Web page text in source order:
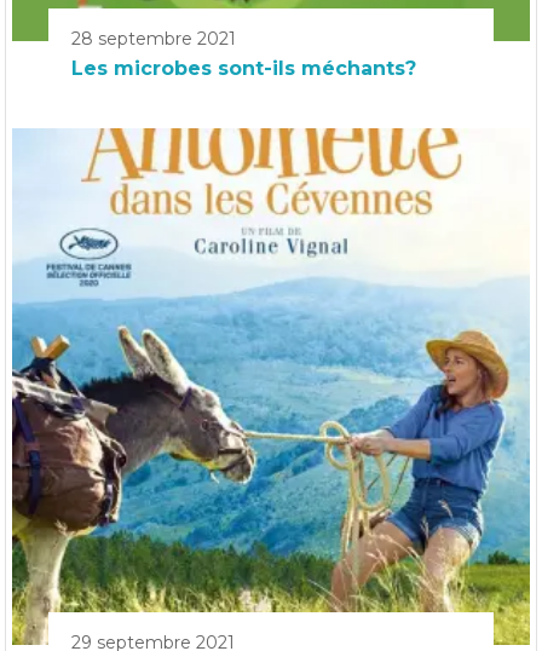
28 septembre 2021
Les microbes sont-ils méchants?
29 septembre 2021